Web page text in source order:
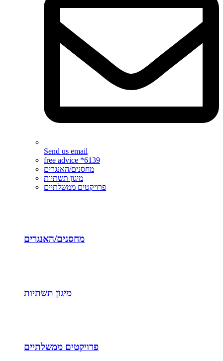
Send us email
free advice *6139
מחסנים/האנגרים
מיגון תשתיות
פרויקטים ממשלתיים
מחסנים/האנגרים
מיגון תשתיות
פרויקטים ממשלתיים